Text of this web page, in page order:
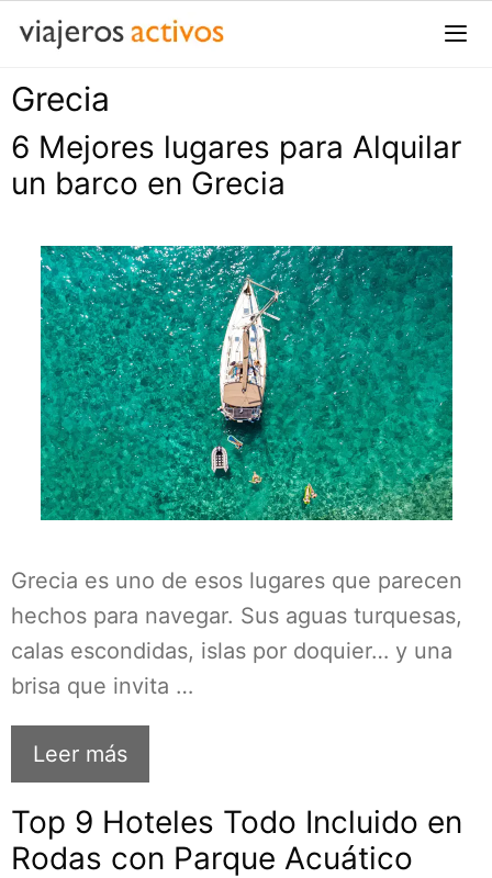
Saltar
contenido
Grecia
6 Mejores lugares para Alquilar
un barco en Grecia
Grecia es uno de esos lugares que parecen
hechos para navegar. Sus aguas turquesas,
calas escondidas, islas por doquier… y una
brisa que invita …
Leer más
Top 9 Hoteles Todo Incluido en
Rodas con Parque Acuático